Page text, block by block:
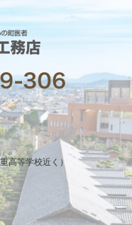
高等学校近く）